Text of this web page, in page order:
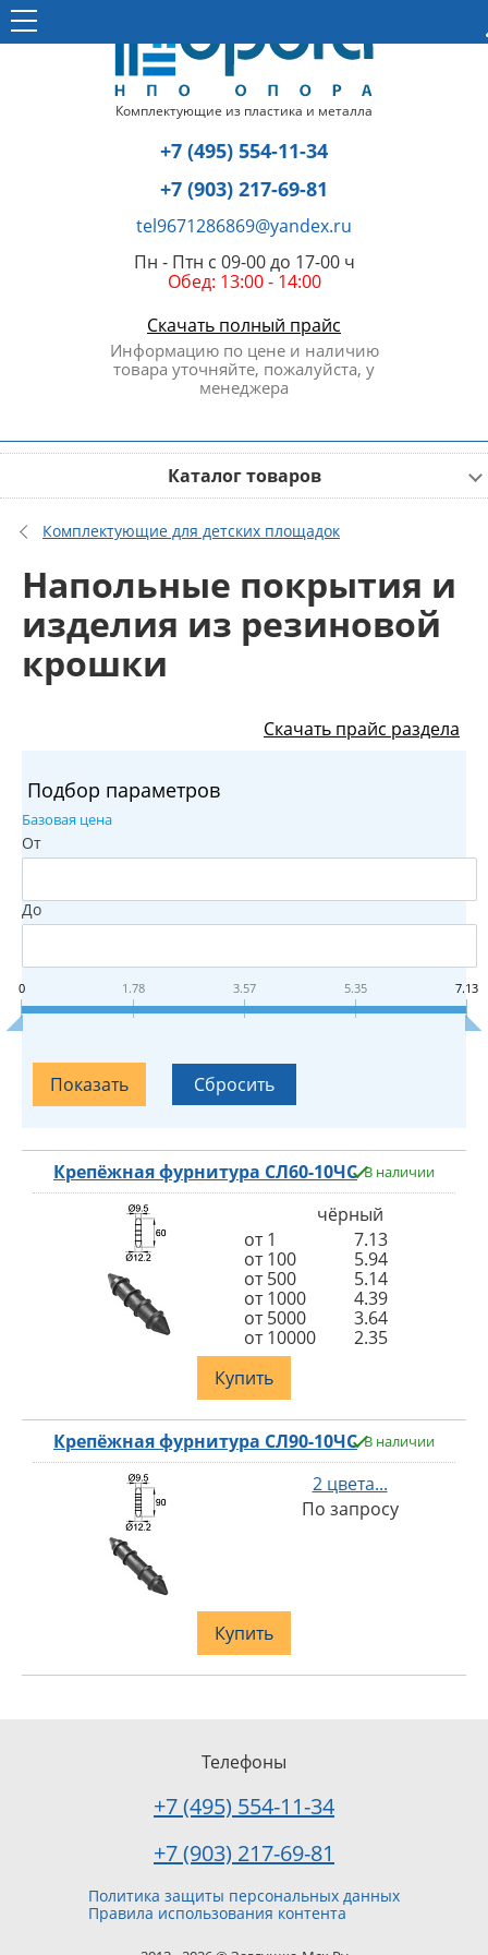
Комплектующие из пластика и металла
+7 (495) 554-11-34
+7 (903) 217-69-81
tel9671286869@yandex.ru
Пн - Птн с 09-00 до 17-00 ч
Обед: 13:00 - 14:00
Скачать полный прайс
Информацию по цене и наличию
товара уточняйте, пожалуйста, у
менеджера
Каталог товаров
Комплектующие для детских площадок
Напольные покрытия и
изделия из резиновой
крошки
Скачать прайс раздела
Подбор параметров
Базовая цена
От
До
0 1.78 3.57 5.35 7.13
Крепёжная фурнитура СЛ60-10ЧС В наличии
чёрный
от 1
7.13
от 100
5.94
от 500
5.14
от 1000
4.39
от 5000
3.64
от 10000
2.35
Купить
Крепёжная фурнитура СЛ90-10ЧС В наличии
2 цвета...
По запросу
Купить
Политика защиты персональных данных
Правила использования контента
Телефоны
+7 (495) 554-11-34
+7 (903) 217-69-81